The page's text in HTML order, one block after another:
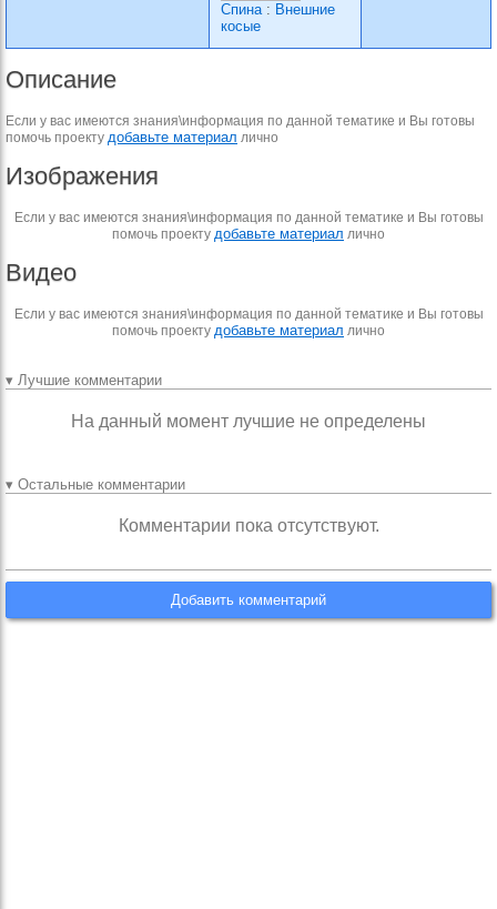
Спина: Внешние
косые
Описание
Если у вас имеются знания\информация по данной тематике и Вы готовы
помочь проекту добавьте материал лично
Изображения
Если у вас имеются знания\информация по данной тематике и Вы готовы
помочь проекту добавьте материал лично
Видео
Если у вас имеются знания\информация по данной тематике и Вы готовы
помочь проекту добавьте материал лично
▾ Лучшие комментарии
На данный момент лучшие не определены
▾ Остальные комментарии
Комментарии пока отсутствуют.
Добавить комментарий